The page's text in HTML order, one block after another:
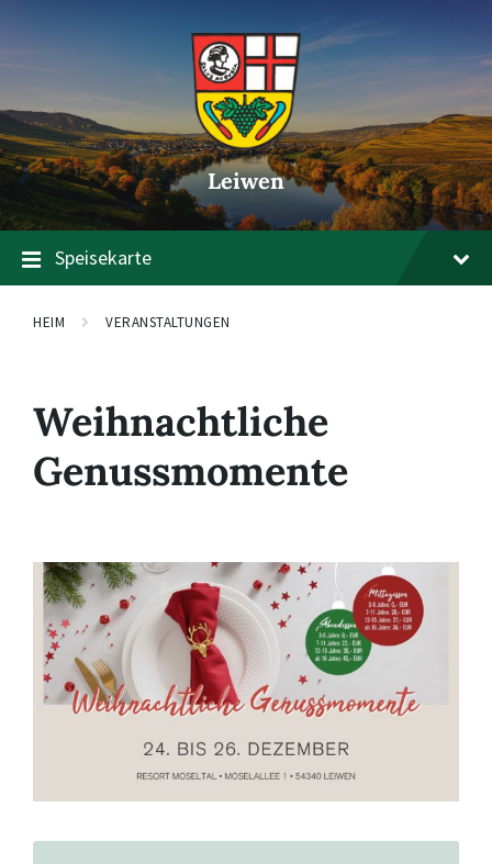
springen
springen
springen
Leiwen
Speisekarte
HEIM VERANSTALTUNGEN
Weihnachtliche
Genussmomente